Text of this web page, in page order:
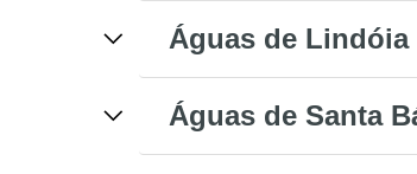
Águas de Lindóia
Águas de Santa